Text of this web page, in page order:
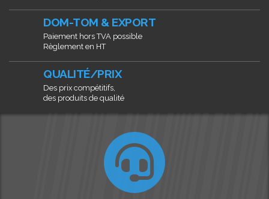
DOM-TOM & EXPORT
Paiement hors TVA possible
Règlement en HT
QUALITÉ/PRIX
Des prix compétitifs,
des produits de qualité